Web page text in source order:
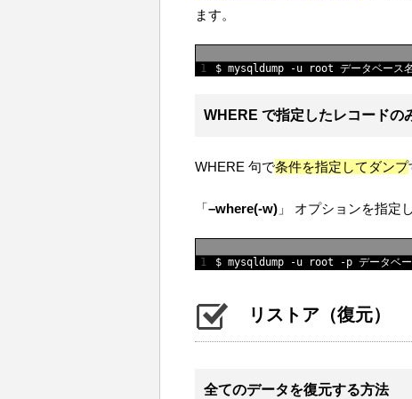
ます。
1 $ mysqldump -u root データベース名
WHERE で指定したレコードの
WHERE 句で条件を指定してダンプ
「–where(-w) 」 オプションを指定
1 $ mysqldump -u root -p データベ
リストア（復元）
全てのデータを復元する方法